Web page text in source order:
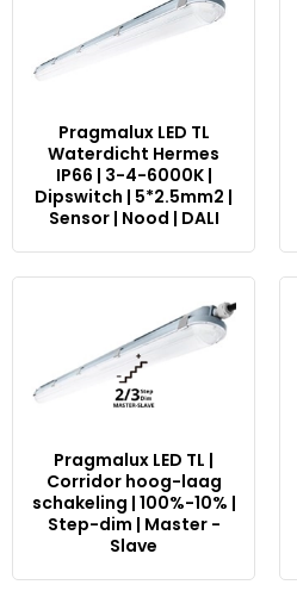
Pragmalux LED TL
Waterdicht Hermes
IP66 | 3-4-6000K |
Dipswitch | 5*2.5mm2 |
Sensor | Nood | DALI
Pragmalux LED TL |
Corridor hoog-laag
schakeling | 100%-10% |
Step-dim | Master -
Slave